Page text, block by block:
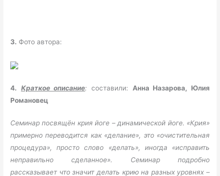
3. Фото автора:
4. Краткое описание: составили: Анна Назарова, Юлия
Романовец
Семинар посвящён крия йоге – динамической йоге. «Крия»
примерно переводится как «делание», это «очистительная
процедура», просто слово «делать», иногда «исправить
неправильно сделанное». Семинар подробно
рассказывает что значит делать крию на разных уровнях –